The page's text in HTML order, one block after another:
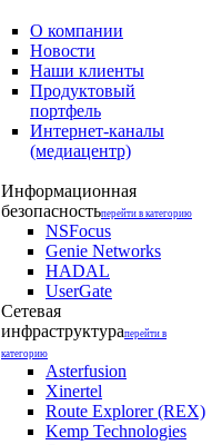
О компании
Новости
Наши клиенты
Продуктовый
портфель
Интернет-каналы
(медиацентр)
Информационная
безопасностьперейти в категорию
NSFocus
Genie Networks
HADAL
UserGate
Сетевая
инфраструктураперейти в
категорию
Asterfusion
Xinertel
Route Explorer (REX)
Kemp Technologies